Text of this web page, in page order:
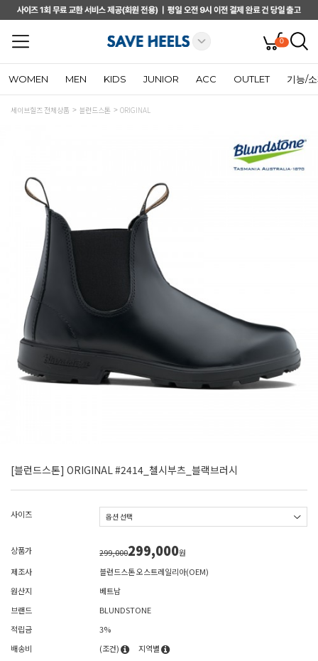
0
WOMEN MEN KIDS JUNIOR ACC OUTLET 기능/
세이브힐즈 전체상품 블런드스톤 ORIGINAL
[블런드스톤] ORIGINAL #2414_첼시부츠_블랙브러시
사이즈
상품가 299,000299,000원
제조사
블런드스톤 오스트레일리아(OEM)
원산지
베트남
브랜드
BLUNDSTONE
적립금
3%
배송비
(조건)
지역별